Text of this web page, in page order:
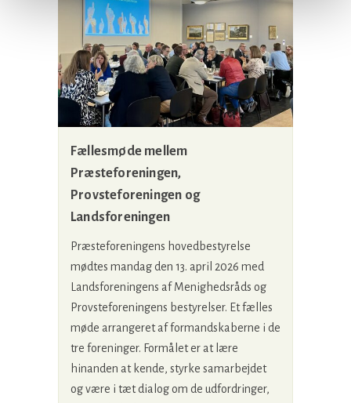
Fællesmøde mellem
Præsteforeningen,
Provsteforeningen og
Landsforeningen
Præsteforeningens hovedbestyrelse
mødtes mandag den 13. april 2026 med
Landsforeningens af Menighedsråds og
Provsteforeningens bestyrelser. Et fælles
møde arrangeret af formandskaberne i de
tre foreninger. Formålet er at lære
hinanden at kende, styrke samarbejdet
og være i tæt dialog om de udfordringer,